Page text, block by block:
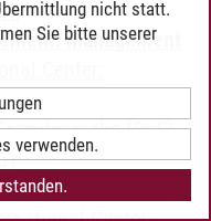
Management
(DaF).
Management
nicht statt.
Sie bitte unserer
verwenden.